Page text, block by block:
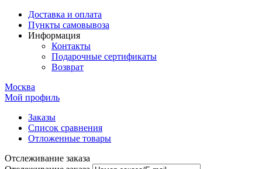
Доставка и оплата
Пункты самовывоза
Информация
Контакты
Подарочные сертификаты
Возврат
Москва
Мой профиль
Заказы
Список сравнения
Отложенные товары
Отслеживание заказа